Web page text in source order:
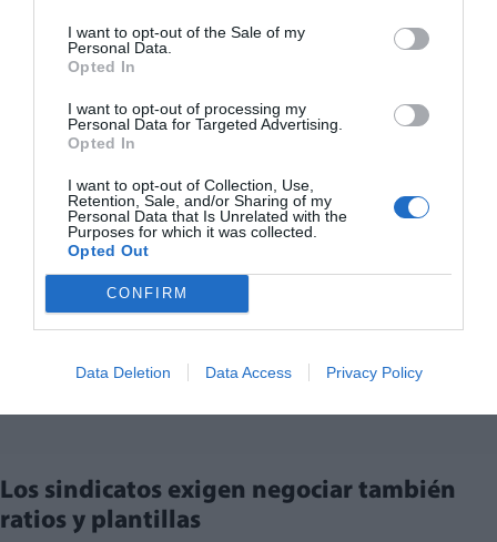
I want to opt-out of the Sale of my
Personal Data.
Opted In
I want to opt-out of processing my
Personal Data for Targeted Advertising.
Opted In
I want to opt-out of Collection, Use,
Retention, Sale, and/or Sharing of my
Personal Data that Is Unrelated with the
Purposes for which it was collected.
Opted Out
CONFIRM
Data Deletion Data Access Privacy Policy
Los sindicatos exigen negociar también
ratios y plantillas